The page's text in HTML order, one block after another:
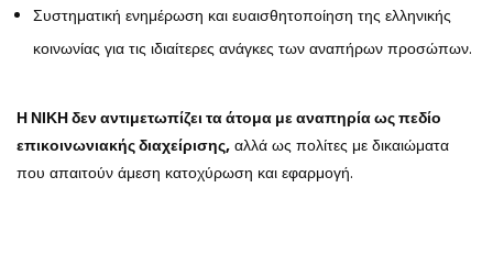
Συστηματική ενημέρωση και ευαισθητοποίηση της ελληνικής
κοινωνίας για τις ιδιαίτερες ανάγκες των αναπήρων προσώπων.
Η ΝΙΚΗ δεν αντιμετωπίζει τα άτομα με αναπηρία ως πεδίο
επικοινωνιακής διαχείρισης, αλλά ως πολίτες με δικαιώματα
που απαιτούν άμεση κατοχύρωση και εφαρμογή.